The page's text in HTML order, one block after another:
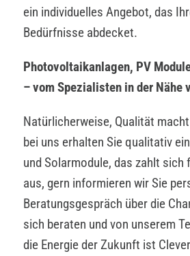
ein individuelles Angebot, das
Bedürfnisse abdecket.
Photovoltaikanlagen, PV
– vom Spezialisten in der Nähe
Natürlicherweise, Qualität
bei uns erhalten Sie qualitativ
und Solarmodule, das zahlt sich
aus, gern informieren wir Sie
Beratungsgespräch über die
sich beraten und von unserem
die Energie der Zukunft ist